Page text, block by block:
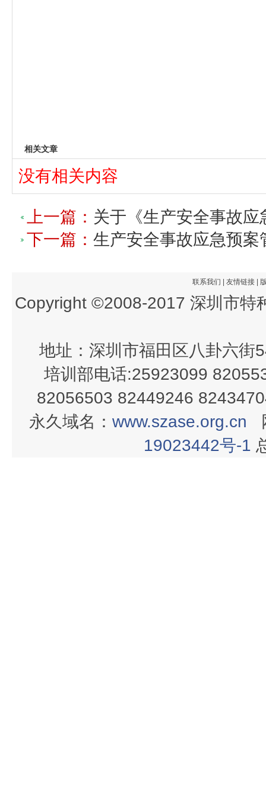
相关文章
没有相关内容
上一篇： 关于《生产安全事故
下一篇： 生产安全事故应急预案
联系我们 友情链接|
Copyright ©2008-2017 深圳市特
地址：深圳市福田区八卦六
培训部电话:25923099
82056503 82449246
永久域名： www.szase.org.cn
19023442号-1